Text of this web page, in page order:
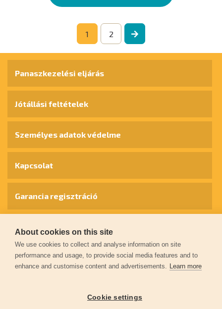
1 2
© 2026extol.hu - Minden jog fenntartva
Panaszkezelési eljárás
Jótállási feltételek
Személyes adatok védelme
Kapcsolat
Garancia regisztráció
LétrehoztaFEO
About cookies on this site
We use cookies to collect and analyse information on site
performance and usage, to provide social media features and to
enhance and customise content and advertisements. Learn more
Cookie settings